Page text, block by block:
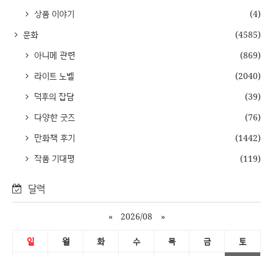
상품 이야기
(4)
문화
(4585)
아니메 관련
(869)
라이트 노벨
(2040)
덕후의 잡담
(39)
다양한 굿즈
(76)
만화책 후기
(1442)
작품 기대평
(119)
달력
« 2026/08 »
일 월 화 수 목 금 토